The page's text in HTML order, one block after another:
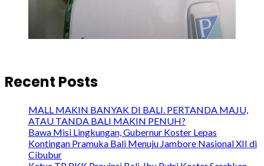
Recent Posts
MALL MAKIN BANYAK DI BALI. PERTANDA MAJU,
ATAU TANDA BALI MAKIN PENUH?
Bawa Misi Lingkungan, Gubernur Koster Lepas
Kontingan Pramuka Bali Menuju Jambore Nasional XII di
Cibubur